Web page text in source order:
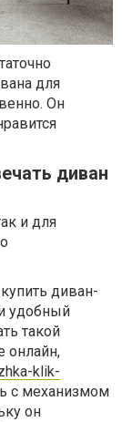
для
Он
диван
и для
диван-
удобный
такой
онлайн,
klik-
с механизмом
он